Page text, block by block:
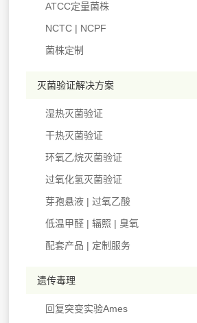
ATCC定量菌株
NCTC | NCPF
菌株定制
灭菌验证解决方案
湿热灭菌验证
干热灭菌验证
环氧乙烷灭菌验证
过氧化氢灭菌验证
芽孢悬液 | 过氧乙酸
低温甲醛 | 辐照 | 臭氧
配套产品 | 定制服务
遗传毒理
回复突变实验Ames